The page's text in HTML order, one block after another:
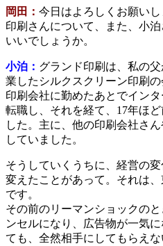
岡田： 今日はよろしくお願い
印刷さんについて、また、小
いいでしょうか。
小泊： グランド印刷は、私の
業したシルクスクリーン印刷
印刷会社に勤めたあとでイン
転職し、それを経て、17年ほ
した。主に、他の印刷会社さ
していました。
そうしていくうちに、経営の
変えたことがあって。それは
です。
その前のリーマンショックの
ンセルになり、広告物が一気
ても、全然相手にしてもらえ